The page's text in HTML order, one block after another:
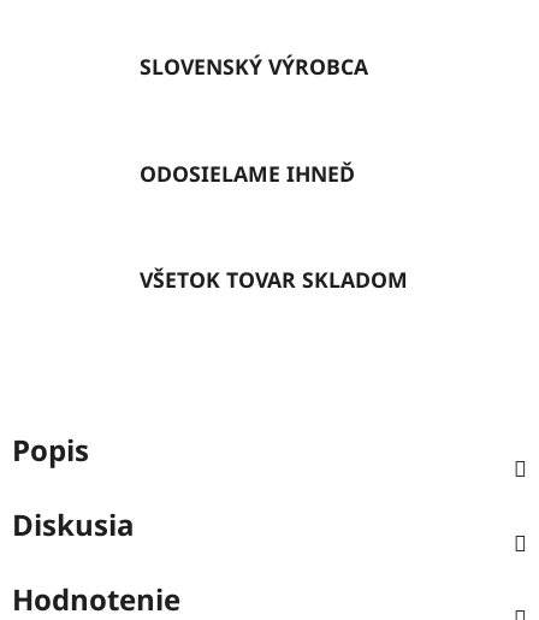
SLOVENSKÝ VÝROBCA
ODOSIELAME IHNEĎ
VŠETOK TOVAR SKLADOM
Popis
Diskusia
Hodnotenie